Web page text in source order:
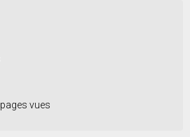
pages vues